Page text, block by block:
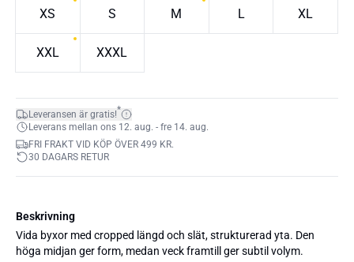
XS S M L XL
XXL XXXL
Leveransen är gratis!*
Leverans mellan ons 12. aug. - fre 14. aug.
FRI FRAKT VID KÖP ÖVER 499 KR.
30 DAGARS RETUR
Beskrivning
Vida byxor med cropped längd och slät, strukturerad yta. Den
höga midjan ger form, medan veck framtill ger subtil volym.